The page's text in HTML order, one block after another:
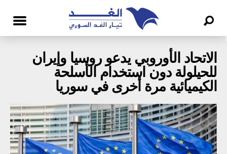
الاتحاد الأوروبي يدعو روسيا وإيران
للحيلولة دون استخدام الأسلحة
الكيميائية مرة أخرى في سوريا